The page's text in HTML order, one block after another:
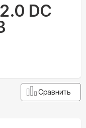
DC
Сравнить